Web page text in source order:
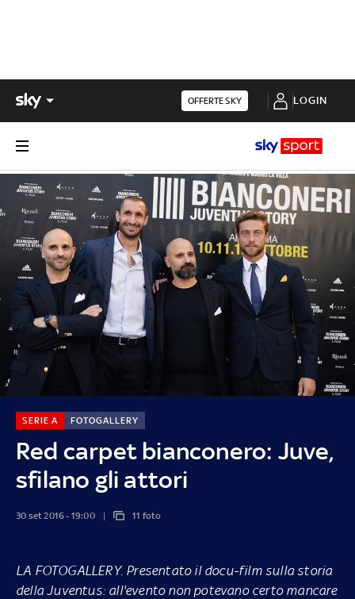
OFFERTE SKY LOGIN
Red carpet bianconero: Juve,
sfilano gli attori
SERIE A FOTOGALLERY
30 set 2016 - 19:00 11 foto
LA FOTOGALLERY. Presentato il docu-film sulla storia
della Juventus: all'evento non potevano certo mancare